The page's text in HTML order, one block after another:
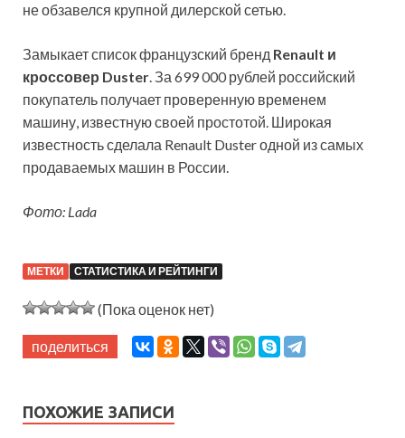
не обзавелся крупной дилерской сетью.
Замыкает список французский бренд Renault и
кроссовер Duster. За 699 000 рублей российский
покупатель получает проверенную временем
машину, известную своей простотой. Широкая
известность сделала Renault Duster одной из самых
продаваемых машин в России.
Фото: Lada
МЕТКИ СТАТИСТИКА И РЕЙТИНГИ
(Пока оценок нет)
поделиться
ПОХОЖИЕ ЗАПИСИ